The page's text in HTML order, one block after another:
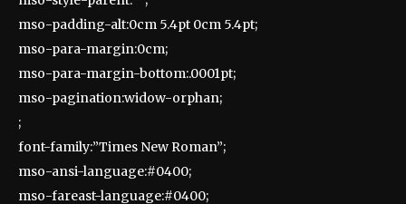
mso-padding-alt:0cm 5.4pt 0cm 5.4pt;
mso-para-margin:0cm;
mso-para-margin-bottom:.0001pt;
mso-pagination:widow-orphan;
;
font-family:”Times New Roman”;
mso-ansi-language:#0400;
mso-fareast-language:#0400;